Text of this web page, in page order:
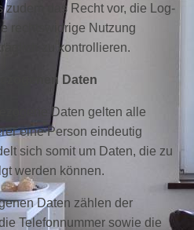
zudem das Recht vor, die Log-
rechtswidrige Nutzung
zu kontrollieren.
Daten
Daten gelten alle
eine Person eindeutig
sich somit um Daten, die zu
werden können.
Daten zählen der
Telefonnummer sowie die